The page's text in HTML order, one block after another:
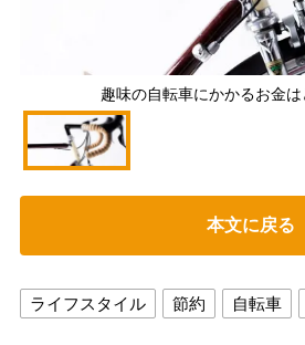
趣味の自転車にかかるお金は
本文に戻る
ライフスタイル 節約 自転車